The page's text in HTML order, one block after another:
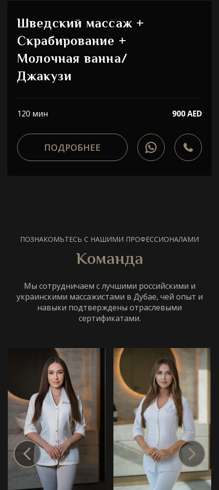
Шведский массаж +
Скрабирование +
Молочная ванна/
Джакузи
120 мин 900 AED
ПОДРОБНЕЕ
ПОЗНАКОМЬТЕСЬ С НАШИМИ ПРОФЕССИОНАЛАМИ
Команда
Мы сотрудничаем с лучшими российскими и
украинскими массажистами в Дубае, чей опыт и
навыки подтверждены отраслевыми
сертификатами.